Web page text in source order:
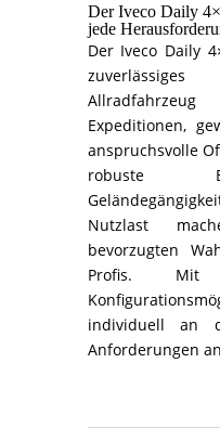
Der Iveco Daily
jede
Der Iveco Daily
Expeditionen,
anspruchsvolle
robuste
Nutzlast
bevorzugten
Profis. Mit
individuell an
Anforderungen